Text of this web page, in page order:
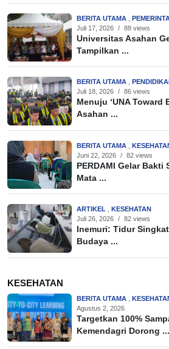
BERITA UTAMA
Juli 17, 2026 / 88 views
Universitas Asahan
Tampilkan ...
BERITA UTAMA
Juli 18, 2026 / 86 views
Menuju ‘UNA Toward
Asahan ...
BERITA UTAMA
Juni 22, 2026 / 82 views
PERDAMI Gelar Bakti
Mata ...
ARTIKEL
KESEHATAN
Juli 26, 2026 / 82 views
Inemuri: Tidur
Budaya ...
KESEHATAN
BERITA UTAMA
Agustus 2, 2026
Targetkan 100%
Kemendagri Dorong ...